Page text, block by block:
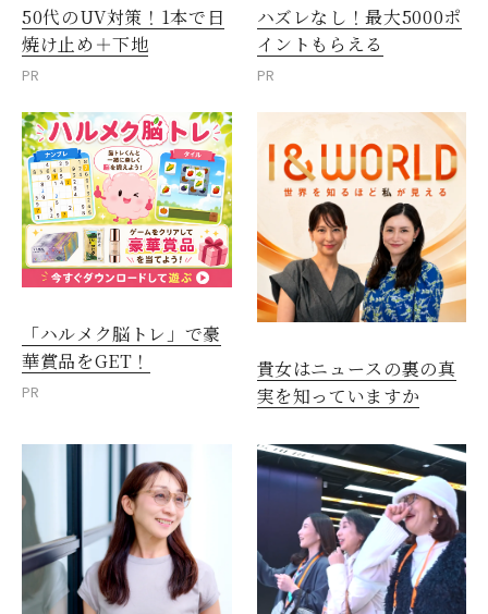
50代のUV対策！1本で日
焼け止め＋下地
PR
ハズレなし！最大5000ポ
イントもらえる
PR
「ハルメク脳トレ」で豪
華賞品をGET！
PR
貴女はニュースの裏の真
実を知っていますか